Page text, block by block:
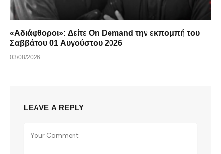
«Αδιάφθοροι»: Δείτε On Demand την εκπομπή του
Σαββάτου 01 Αυγούστου 2026
03/08/2026
LEAVE A REPLY